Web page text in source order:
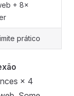
+ 8×
prático
× 4